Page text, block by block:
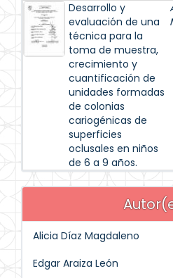
Desarrollo y
evaluación de una
técnica para la
toma de muestra,
crecimiento y
cuantificación de
unidades formadas
de colonias
cariogénicas de
superficies
oclusales en niños
de 6 a 9 años.
Alicia Díaz Magdaleno
Edgar Araiza León